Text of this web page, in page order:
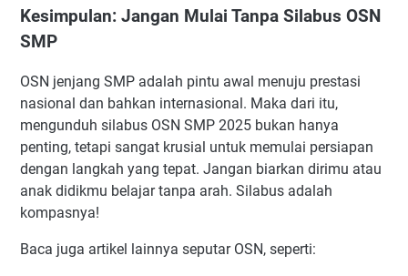
Kesimpulan: Jangan Mulai Tanpa Silabus OSN
SMP
OSN jenjang SMP adalah pintu awal menuju prestasi
nasional dan bahkan internasional. Maka dari itu,
mengunduh silabus OSN SMP 2025 bukan hanya
penting, tetapi sangat krusial untuk memulai persiapan
dengan langkah yang tepat. Jangan biarkan dirimu atau
anak didikmu belajar tanpa arah. Silabus adalah
kompasnya!
Baca juga artikel lainnya seputar OSN, seperti: